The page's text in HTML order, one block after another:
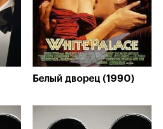
Белый дворец (1990)